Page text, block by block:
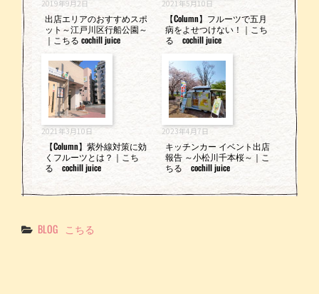
2019年9月2日
出店エリアのおすすめスポ
ット～江戸川区行船公園～
｜こちる cochill juice
2021年5月10日
【Column】フルーツで五月
病をよせつけない！｜こち
る cochill juice
2021年3月10日
【Column】紫外線対策に効
くフルーツとは？｜こち
る cochill juice
2023年4月7日
キッチンカー イベント出店
報告 ～小松川千本桜～｜こ
ちる cochill juice
Categories
BLOG こちる